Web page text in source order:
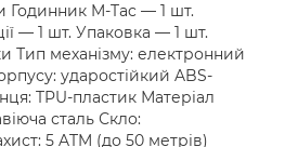
Годинник M-Tac — 1 шт.
— 1 шт. Упаковка — 1 шт.
Тип механізму: електронний
ударостійкий ABS-
TPU-пластик Матеріал
сталь Скло:
5 ATM (до 50 метрів)